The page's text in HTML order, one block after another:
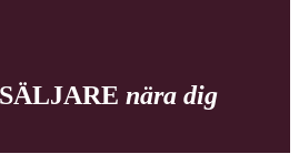
nära dig